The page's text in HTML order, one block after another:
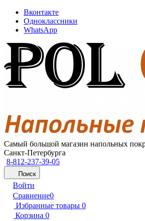
Вконтакте
Одноклассники
WhatsApp
Самый большой магазин напольных
Санкт-Петербурга
8-812-237-39-05
Поиск
Войти
Сравнение0
Избранные товары 0
Корзина 0